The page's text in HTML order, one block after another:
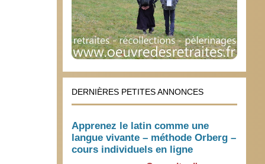
DERNIÈRES PETITES ANNONCES
Apprenez le latin comme une
langue vivante – méthode Orberg –
cours individuels en ligne